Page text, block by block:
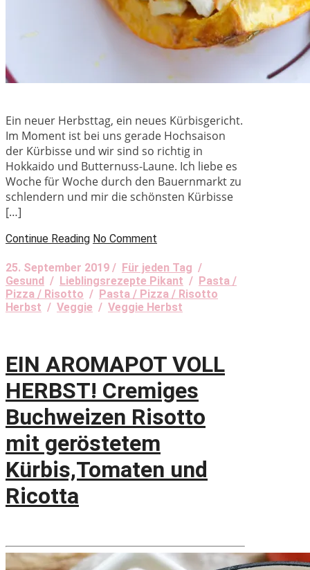
Ein neuer Herbsttag, ein neues Kürbisgericht.
Im Moment ist bei uns gerade Hochsaison
der Kürbisse und wir sind so richtig in
Hokkaido und Butternuss-Laune. Ich liebe es
Woche für Woche durch den Bauernmarkt zu
schlendern und mir die schönsten Kürbisse
[…]
Continue Reading No Comment
25. September 2019 / Für jeden Tag /
Gesund / Lieblingsrezepte Pikant / Pasta /
Pizza / Risotto / Pasta / Pizza / Risotto
Herbst / Veggie / Veggie Herbst
EIN AROMAPOT VOLL
HERBST! Cremiges
Buchweizen Risotto
mit geröstetem
Kürbis,Tomaten und
Ricotta